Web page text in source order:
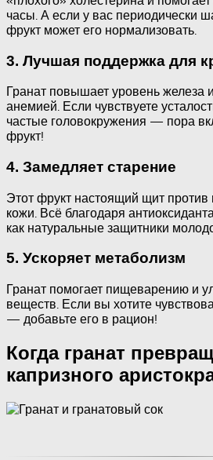
часы. А если у вас периодически
фрукт может его нормализовать.
3. Лучшая поддержка для
Гранат повышает уровень железа
анемией. Если чувствуете
частые головокружения — пора
фрукт!
4. Замедляет старение
Этот фрукт настоящий щит против
кожи. Всё благодаря
как натуральные защитники
5. Ускоряет метаболизм
Гранат помогает пищеварению и
веществ. Если вы хотите
— добавьте его в рацион!
Когда гранат
капризного